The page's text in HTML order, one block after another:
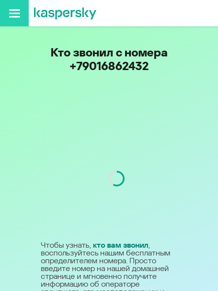
Кто звонил с номера
+79016862432
Чтобы узнать, кто вам звонил,
воспользуйтесь нашим бесплатным
определителем номера. Просто
введите номер на нашей домашней
странице и мгновенно получите
информацию об операторе